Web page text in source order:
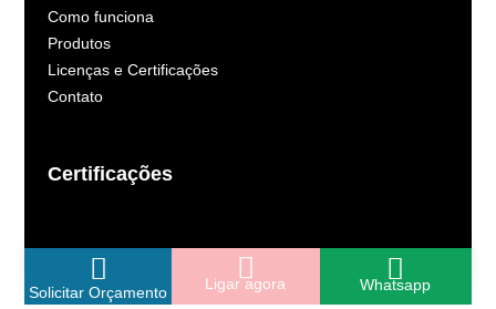
Como funciona
Produtos
Licenças e Certificações
Contato
Certificações
Solicitar Orçamento Ligar agora Whatsapp